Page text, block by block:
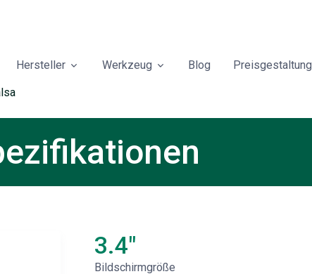
Hersteller Werkzeug Blog Preisgestaltung
3.4"
Bildschirmgröße